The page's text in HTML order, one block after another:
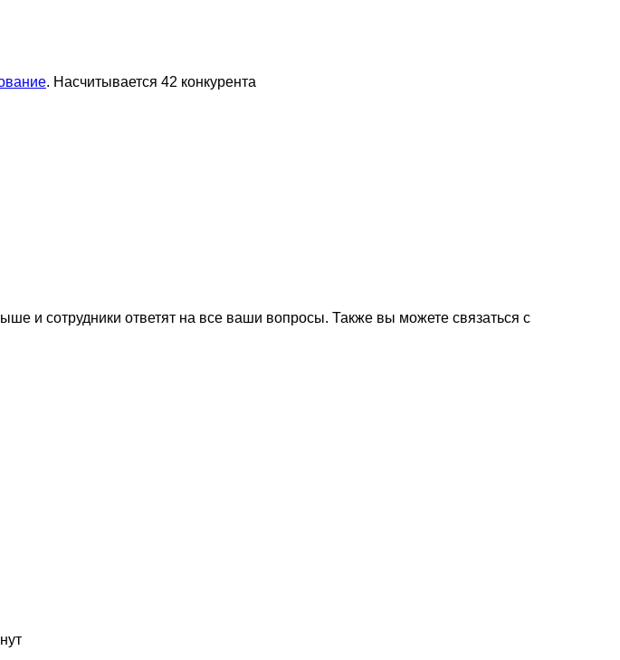
. Насчитывается 42 конкурента
и сотрудники ответят на все ваши вопросы. Также вы можете связаться с